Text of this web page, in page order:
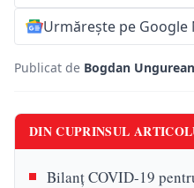
Urmărește pe Google
Publicat de Bogdan
DIN CUPRINSUL
Bilanţ COVID-19